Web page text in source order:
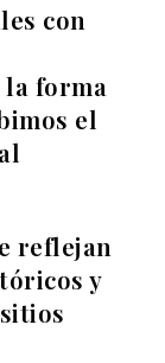
con
forma
el
reflejan
y